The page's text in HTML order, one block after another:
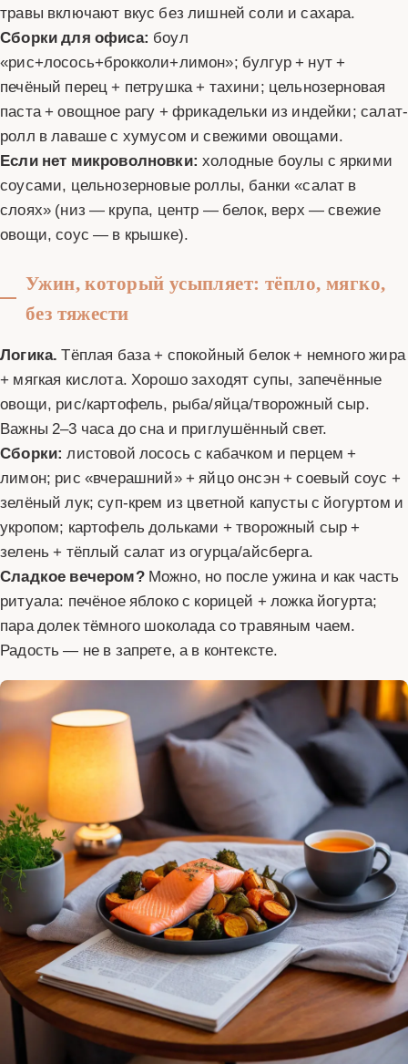
травы включают вкус без лишней соли и сахара.
Сборки для офиса: боул
«рис+лосось+брокколи+лимон»; булгур + нут +
печёный перец + петрушка + тахини; цельнозерновая
паста + овощное рагу + фрикадельки из индейки; салат-
ролл в лаваше с хумусом и свежими овощами.
Если нет микроволновки: холодные боулы с яркими
соусами, цельнозерновые роллы, банки «салат в
слоях» (низ — крупа, центр — белок, верх — свежие
овощи, соус — в крышке).
Ужин, который усыпляет: тёпло, мягко,
без тяжести
Логика. Тёплая база + спокойный белок + немного жира
+ мягкая кислота. Хорошо заходят супы, запечённые
овощи, рис/картофель, рыба/яйца/творожный сыр.
Важны 2–3 часа до сна и приглушённый свет.
Сборки: листовой лосось с кабачком и перцем +
лимон; рис «вчерашний» + яйцо онсэн + соевый соус +
зелёный лук; суп-крем из цветной капусты с йогуртом и
укропом; картофель дольками + творожный сыр +
зелень + тёплый салат из огурца/айсберга.
Сладкое вечером?Можно, но после ужина и как часть
ритуала: печёное яблоко с корицей + ложка йогурта;
пара долек тёмного шоколада со травяным чаем.
Радость — не в запрете, а в контексте.